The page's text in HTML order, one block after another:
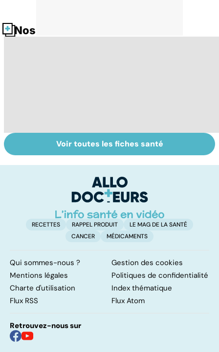
Nos fiches santé
Comment tenir
ses bonnes
Muscler ses
abdos pour
ventre plat
Voir toutes les fiches santé
RECETTES RAPPEL PRODUIT
LE MAG DE LA SANTÉ
CANCER
MÉDICAMENTS
Qui sommes-nous ?
Gestion des cookies
Mentions légales
Politiques de confidentialité
Charte d'utilisation
Index thématique
Flux RSS
Flux Atom
Retrouvez-nous sur